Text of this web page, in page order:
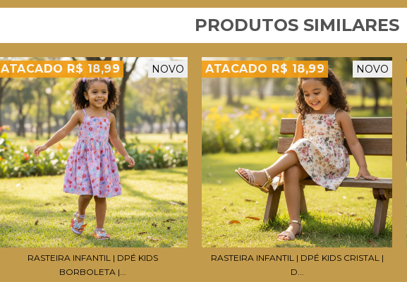
PRODUTOS SIMILARES
ATACADO R$ 18,99 NOVO
RASTEIRA INFANTIL | DPÉ KIDS
BORBOLETA |...
ATACADO R$ 18,99 NOVO
RASTEIRA INFANTIL | DPÉ KIDS CRISTAL |
D...